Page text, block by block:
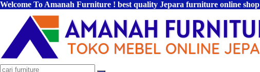
Welcome To Amanah Furniture ! best quality Jepara furniture online shop